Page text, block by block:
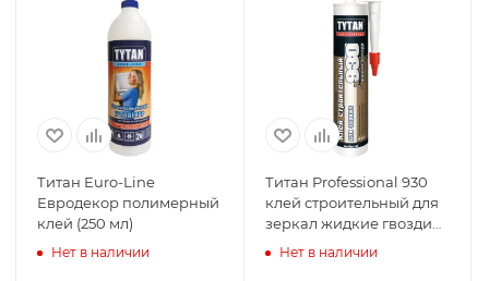
Титан Euro-Line
Евродекор полимерный
клей (250 мл)
Нет в наличии
Титан Professional 930
клей строительный для
зеркал жидкие гвозди
(380 г)
Нет в наличии